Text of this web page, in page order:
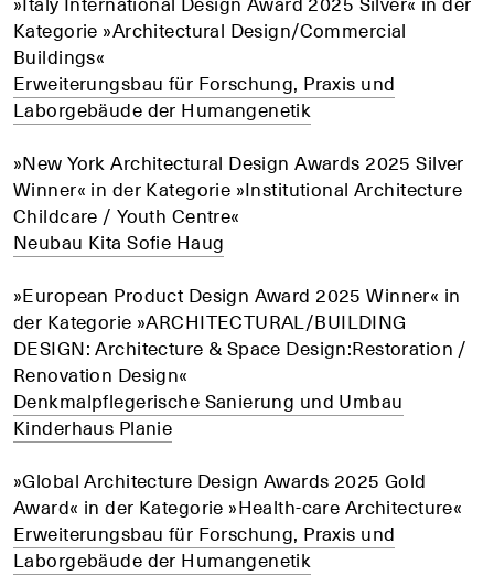
Kategorie »Architectural Design/Commercial
Buildings«
Erweiterungsbau für Forschung, Praxis und
Laborgebäude der Humangenetik
»New York Architectural Design Awards 2025 Silver
Winner« in der Kategorie »Institutional Architecture
Childcare / Youth Centre«
Neubau Kita Sofie Haug
»European Product Design Award 2025 Winner« in
der Kategorie »ARCHITECTURAL/BUILDING
DESIGN: Architecture & Space Design:Restoration /
Renovation Design«
Denkmalpflegerische Sanierung und Umbau
Kinderhaus Planie
»Global Architecture Design Awards 2025 Gold
Award« in der Kategorie »Health-care Architecture«
Erweiterungsbau für Forschung, Praxis und
Laborgebäude der Humangenetik